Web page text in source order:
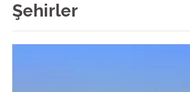
Şehirler